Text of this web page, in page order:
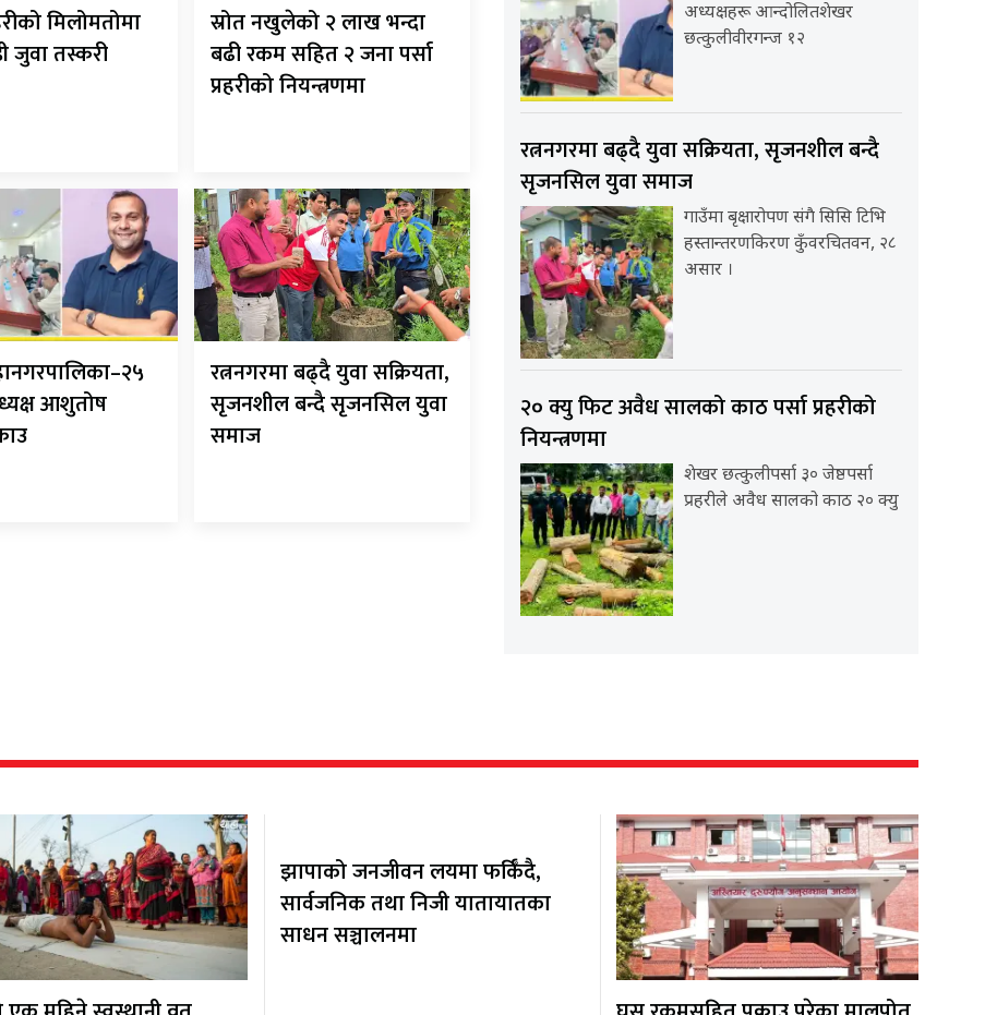
मिलोमतोमा
जुवा तस्करी
स्रोत नखुलेको २ लाख भन्दा
बढी रकम सहित २ जना पर्सा
प्रहरीको नियन्त्रणमा
आशुतोष
रत्ननगरमा बढ्दै युवा सक्रियता,
सृजनशील बन्दै सृजनसिल युवा
समाज
अध्यक्षहरू आन्दोलितशेखर
छत्कुलीवीरगन्ज १२
रत्ननगरमा बढ्दै युवा सक्रियता, सृजनशील बन्दै
सृजनसिल युवा समाज
गाउँमा बृक्षारोपण संगै सिसि टिभि
हस्तान्तरणकिरण कुँवरचितवन, २८
असार ।
२० क्यु फिट अवैध सालको काठ पर्सा प्रहरीको
नियन्त्रणमा
शेखर छत्कुलीपर्सा ३० जेष्ठपर्सा
प्रहरीले अवैध सालको काठ २० क्यु
झापाको जनजीवन लयमा फर्किँदै,
सार्वजनिक तथा निजी यातायातका
साधन सञ्चालनमा